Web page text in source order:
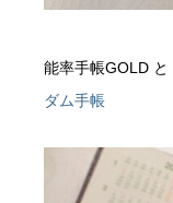
能率手帳GOLD と
ダム手帳